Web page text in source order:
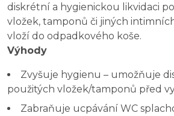
diskrétní a hygienickou likvidaci
vložek, tamponů či jiných
vloží do odpadkového koše.
Výhody
Zvyšuje hygienu – umožňuje
použitých vložek/tamponů před
Zabraňuje ucpávání WC